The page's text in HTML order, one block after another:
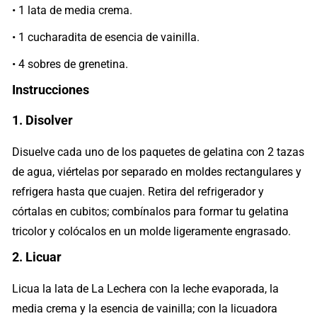
• 1 lata de media crema.
• 1 cucharadita de esencia de vainilla.
• 4 sobres de grenetina.
Instrucciones
1. Disolver
Disuelve cada uno de los paquetes de gelatina con 2 tazas
de agua, viértelas por separado en moldes rectangulares y
refrigera hasta que cuajen. Retira del refrigerador y
córtalas en cubitos; combínalos para formar tu gelatina
tricolor y colócalos en un molde ligeramente engrasado.
2. Licuar
Licua la lata de La Lechera con la leche evaporada, la
media crema y la esencia de vainilla; con la licuadora